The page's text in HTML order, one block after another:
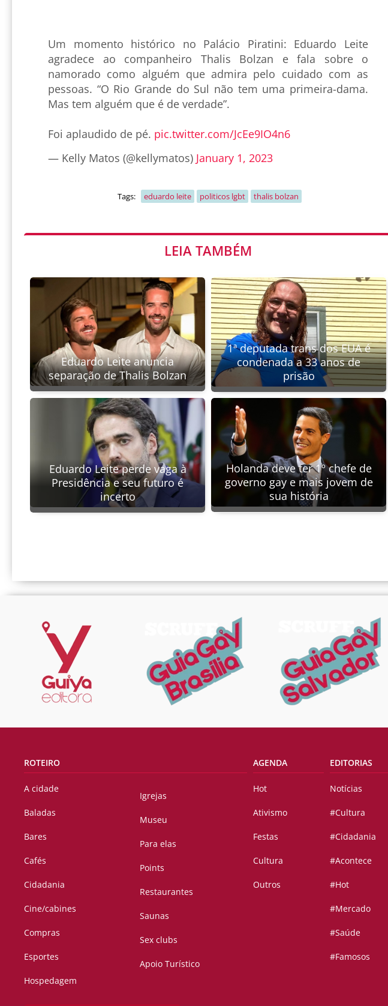
Um momento histórico no Palácio Piratini: Eduardo Leite
agradece ao companheiro Thalis Bolzan e fala sobre o
namorado como alguém que admira pelo cuidado com as
pessoas. “O Rio Grande do Sul não tem uma primeira-dama.
Mas tem alguém que é de verdade”.
Foi aplaudido de pé. pic.twitter.com/JcEe9IO4n6
— Kelly Matos (@kellymatos) January 1, 2023
Tags: eduardo leite politicos lgbt thalis bolzan
LEIA TAMBÉM
Eduardo Leite anuncia
separação de Thalis Bolzan
1ª deputada trans dos EUA é
condenada a 33 anos de
prisão
Eduardo Leite perde vaga à
Presidência e seu futuro é
incerto
Holanda deve ter 1º chefe de
governo gay e mais jovem de
sua história
ROTEIRO
A cidade
Baladas
Bares
Cafés
Cidadania
Cine/cabines
Compras
Esportes
Hospedagem
Igrejas
Museu
Para elas
Points
Restaurantes
Saunas
Sex clubs
Apoio Turístico
AGENDA
Hot
Ativismo
Festas
Cultura
Outros
EDITORIAS
Notícias
#Cultura
#Cidadania
#Acontece
#Hot
#Mercado
#Saúde
#Famosos